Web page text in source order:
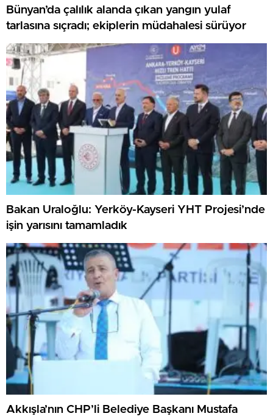
Bünyan’da çalılık alanda çıkan yangın yulaf
tarlasına sıçradı; ekiplerin müdahalesi sürüyor
Bakan Uraloğlu: Yerköy-Kayseri YHT Projesi’nde
işin yarısını tamamladık
Akkışla’nın CHP’li Belediye Başkanı Mustafa